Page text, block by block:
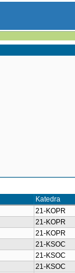
Katedra
21-KOPR
21-KOPR
21-KOPR
21-KSOC
21-KSOC
21-KSOC